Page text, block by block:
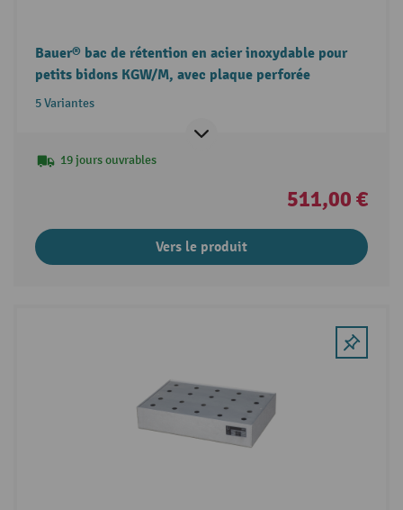
Bauer® bac de rétention en acier inoxydable pour
petits bidons KGW/M, avec plaque perforée
5 Variantes
19 jours ouvrables
511,00 €
Vers le produit